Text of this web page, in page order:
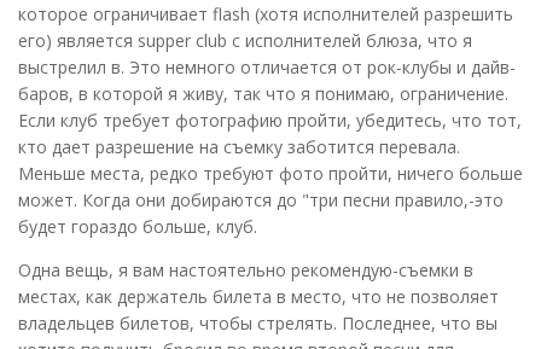
которое ограничивает flash (хотя исполнителей разрешить
его) является supper club с исполнителей блюза, что я
выстрелил в. Это немного отличается от рок-клубы и дайв-
баров, в которой я живу, так что я понимаю, ограничение.
Если клуб требует фотографию пройти, убедитесь, что тот,
кто дает разрешение на съемку заботится перевала.
Меньше места, редко требуют фото пройти, ничего больше
может. Когда они добираются до "три песни правило,-это
будет гораздо больше, клуб.
Одна вещь, я вам настоятельно рекомендую-съемки в
местах, как держатель билета в место, что не позволяет
владельцев билетов, чтобы стрелять. Последнее, что вы